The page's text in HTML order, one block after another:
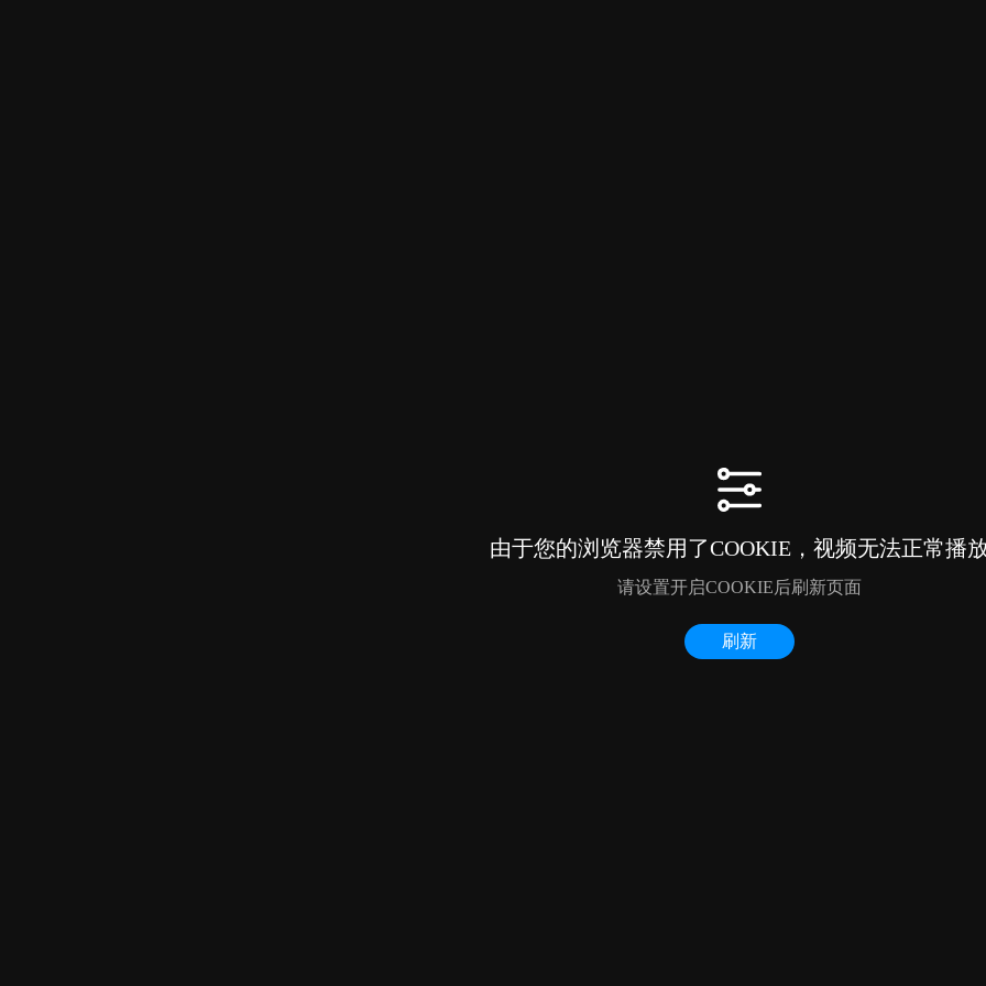
由于您的浏览器禁用了COOKIE，视频无法正常播
请设置开启COOKIE后刷新页面
刷新